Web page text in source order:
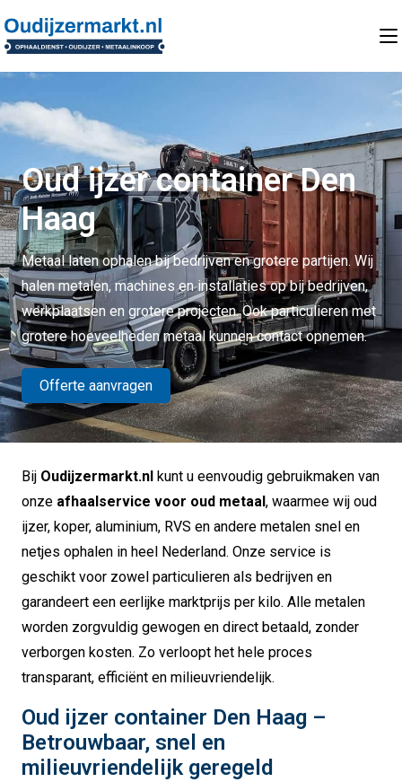
Oud ijzer container Den
Haag
Metaal laten ophalen bij bedrijven en grotere partijen. Wij
halen metalen, machines en installaties op bij bedrijven,
werkplaatsen en grotere projecten. Ook particulieren met
grotere hoeveelheden metaal kunnen contact opnemen.
Offerte aanvragen
Bij Oudijzermarkt.nl kunt u eenvoudig gebruikmaken van
onze afhaalservice voor oud metaal , waarmee wij oud
ijzer, koper, aluminium, RVS en andere metalen snel en
netjes ophalen in heel Nederland. Onze service is
geschikt voor zowel particulieren als bedrijven en
garandeert een eerlijke marktprijs per kilo. Alle metalen
worden zorgvuldig gewogen en direct betaald, zonder
verborgen kosten. Zo verloopt het hele proces
transparant, efficiënt en milieuvriendelijk.
Oud ijzer container Den Haag –
Betrouwbaar, snel en
milieuvriendelijk geregeld